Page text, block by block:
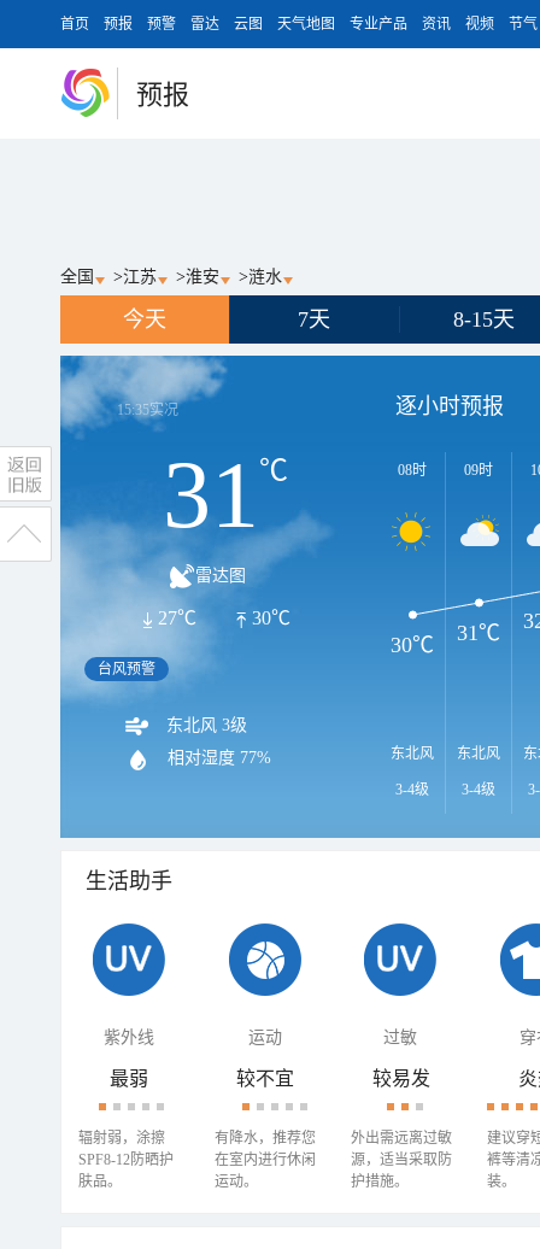
首页 预报 预警 雷达 云图 天气地图 专业产品 资讯 视频 节气
预报
全国 >江苏 >淮安 >涟水
今天 7天 8-15天
15:35实况
31℃
雷达图
30℃
27℃
台风预警
东北风 3级
相对湿度 77%
逐小时预报
08时
东北风
3-4级
09时
东北风
3-4级
30℃ 31℃
生活助手
紫外线 运动 过敏 穿
最弱
辐射弱，涂擦
SPF8-12防晒护
肤品。
较不宜
有降水，推荐您
在室内进行休闲
运动。
较易发
外出需远离过敏
源，适当采取防
护措施。
建议穿
裤等清
装。